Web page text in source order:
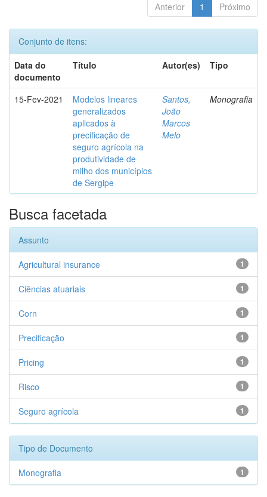
Anterior 1 Próximo
Conjunto de itens:
Data do
documento
Título Autor(es) Tipo
15-Fev-2021
Modelos lineares
generalizados
aplicados à
precificação de
seguro agrícola na
produtividade de
milho dos municípios
de Sergipe
Santos,
João
Marcos
Melo
Monografia
Busca facetada
Assunto
1
Agricultural insurance
1
Ciências atuariais
1
Corn
1
Precificação
1
Pricing
1
Risco
1
Seguro agrícola
Tipo de Documento
1
Monografia